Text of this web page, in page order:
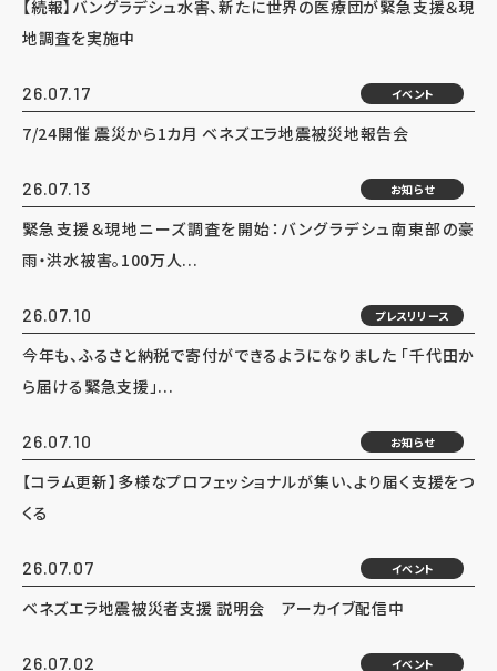
【続報】バングラデシュ水害、新たに世界の医療団が緊急支援＆現
地調査を実施中
26.07.17 イベント
7/24開催 震災から1カ月 ベネズエラ地震被災地報告会
26.07.13 お知らせ
緊急支援＆現地ニーズ調査を開始：バングラデシュ南東部の豪
雨・洪水被害。100万人...
26.07.10 プレスリリース
今年も、ふるさと納税で寄付ができるようになりました 「千代田か
ら届ける緊急支援」...
26.07.10 お知らせ
【コラム更新】多様なプロフェッショナルが集い、より届く支援をつ
くる
26.07.07 イベント
ベネズエラ地震被災者支援 説明会 アーカイブ配信中
26.07.02 イベント